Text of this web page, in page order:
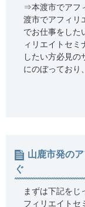
⇒本渡市でアフ
渡市でアフィリ
でお仕事をした
ィリエイトセミ
したい方必見の
にのぼっており
山鹿市発の
ぐ
まずは下記を
フィリエイト